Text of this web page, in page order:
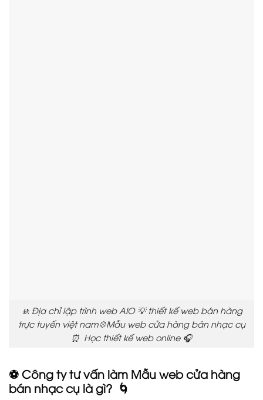
🚸 Địa chỉ lập trình web AIO 💡 thiết kế web bán hàng
trực tuyến việt nam💠Mẫu web cửa hàng bán nhạc cụ
⏰ Học thiết kế web online 🎧
⚽ Công ty tư vấn làm Mẫu web cửa hàng
bán nhạc cụ là gì? 🌀